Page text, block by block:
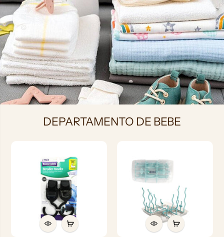
BEBE
DEPARTAMENTO DE BEBE